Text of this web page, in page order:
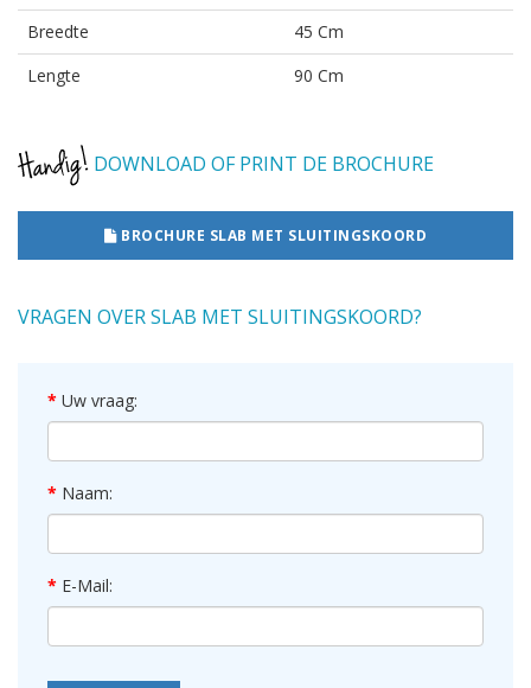
Breedte
45 Cm
Lengte
90 Cm
DOWNLOAD OF PRINT DE BROCHURE
BROCHURE SLAB MET SLUITINGSKOORD
VRAGEN OVER SLAB MET SLUITINGSKOORD?
Uw vraag:
Naam:
E-Mail: